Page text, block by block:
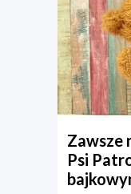
Zawsze
Psi